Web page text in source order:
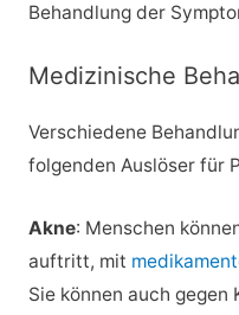
Behandlung der
Medizinische
Verschiedene
folgenden Auslöser für
Akne: Menschen
auftritt, mit
Sie können auch gegen